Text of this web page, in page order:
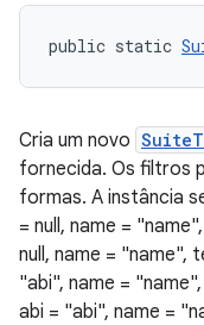
public static
Cria um novo
fornecida. Os filtros
formas. A instância
= null, name =
null, name =
"abi", name =
abi = "abi", name =